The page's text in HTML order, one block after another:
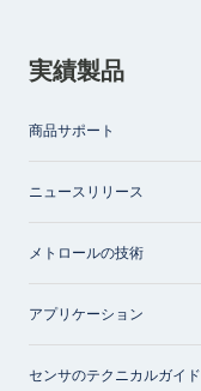
実績製品
商品サポート
ニュースリリース
メトロールの技術
アプリケーション
センサのテクニカルガイド